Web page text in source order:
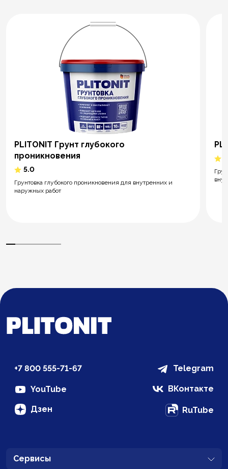
PLITONIT Грунт глубокого
проникновения
5.0
Грунтовка глубокого проникновения для внутренних и
наружных работ
+7 800 555-71-67 Telegram
YouTube ВКонтакте
Дзен RuTube
Сервисы